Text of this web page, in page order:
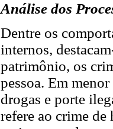
Análise dos
Dentre os
internos,
patrimônio, os
pessoa. Em
drogas e porte
refere ao crime